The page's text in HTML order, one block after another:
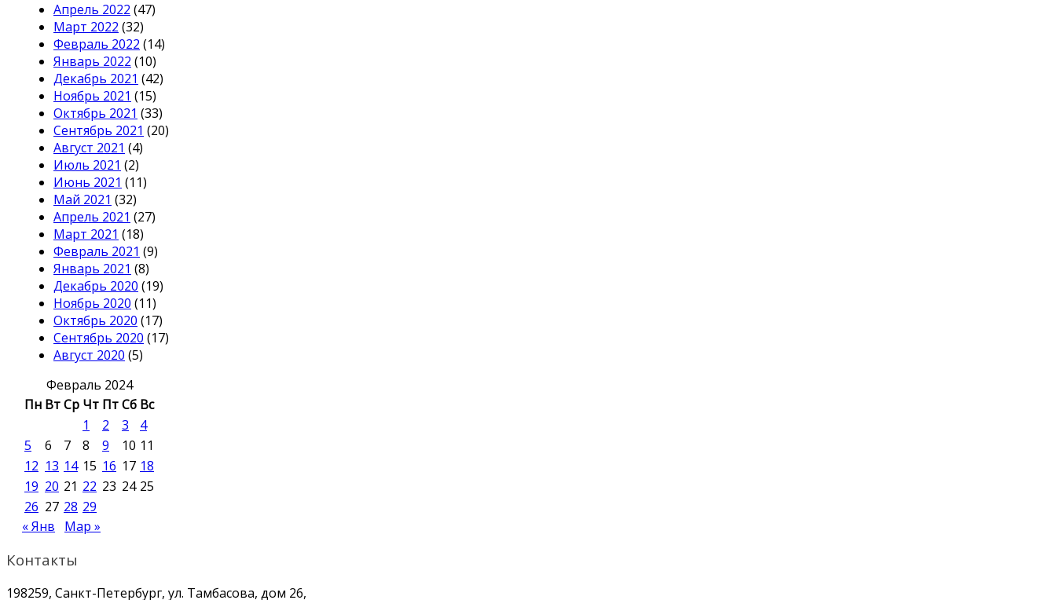
Апрель 2022 (47)
Март 2022 (32)
Февраль 2022 (14)
Январь 2022 (10)
Декабрь 2021 (42)
Ноябрь 2021 (15)
Октябрь 2021 (33)
Сентябрь 2021 (20)
Август 2021 (4)
Июль 2021 (2)
Июнь 2021 (11)
Май 2021 (32)
Апрель 2021 (27)
Март 2021 (18)
Февраль 2021 (9)
Январь 2021 (8)
Декабрь 2020 (19)
Ноябрь 2020 (11)
Октябрь 2020 (17)
Сентябрь 2020 (17)
Август 2020 (5)
Февраль 2024
Пн ВтСр Чт ПтСб Вс
1
2 3
4
5
6 7 8 9 10 11
12 13 14 15 16 17 18
19 20 21 22 23 24 25
26 27 28 29
« Янв
Мар »
Контакты
198259, Санкт-Петербург, ул. Тамбасова, дом 26,